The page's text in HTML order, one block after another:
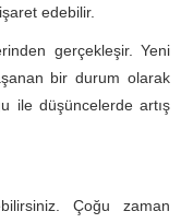
edebilir.
gerçekleşir. Yeni
bir durum olarak
ile düşüncelerde artış
Çoğu zaman